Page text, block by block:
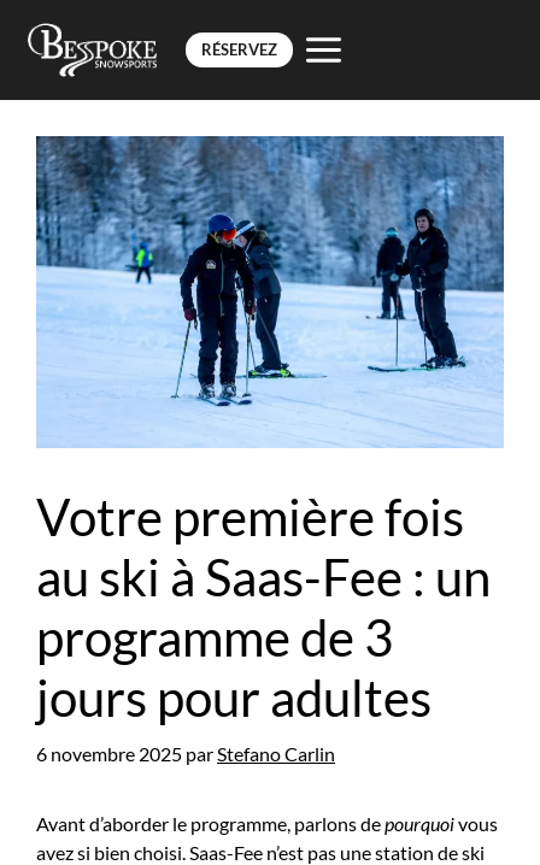
RÉSERVEZ
contenu
Votre première fois
au ski à Saas-Fee : un
programme de 3
jours pour adultes
6 novembre 2025 par Stefano Carlin
Avant d’aborder le programme, parlons depourquoivous
avez si bien choisi. Saas-Fee n’est pas une station de ski